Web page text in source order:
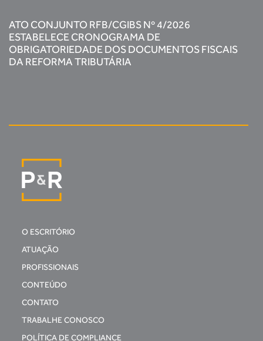
ATO CONJUNTO RFB/CGIBS Nº 4/2026
ESTABELECE CRONOGRAMA DE
OBRIGATORIEDADE DOS DOCUMENTOS FISCAIS
DA REFORMA TRIBUTÁRIA
O ESCRITÓRIO
ATUAÇÃO
PROFISSIONAIS
CONTEÚDO
CONTATO
TRABALHE CONOSCO
POLÍTICA DE COMPLIANCE